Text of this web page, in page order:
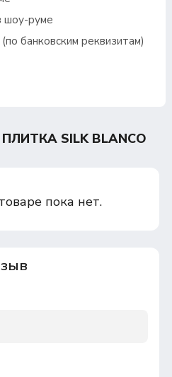
шоу-руме
банковским реквизитам)
SILK BLANCO
пока нет.